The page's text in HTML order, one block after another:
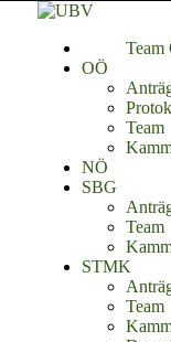
Team
OÖ
Team
NÖ
SBG
Team
STMK
Team